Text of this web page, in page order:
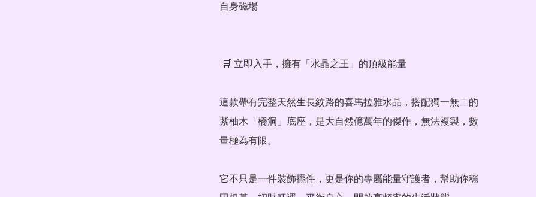
自身磁場
這款帶有完整天然生長紋路的喜馬拉雅水晶，搭配獨一無二的
紫柚木「橋洞」底座，是大自然億萬年的傑作，無法複製，數
量極為有限。
它不只是一件裝飾擺件，更是你的專屬能量守護者，幫助你穩